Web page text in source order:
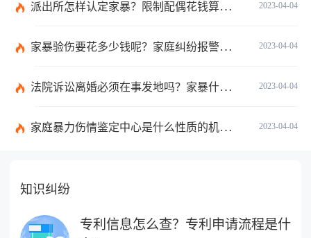
2023-04-04
派出所怎样认定家暴？限制配偶花钱算家暴吗？
2023-04-04
家暴验伤要花多少钱呢？家庭纠纷报警会有记录吗？
2023-04-04
法院诉讼离婚必须在事发地吗？家暴什么程度可以判刑呢？
2023-04-04
家庭暴力伤情鉴定中心是什么性质的机构呢？处理家庭暴力的原则有哪些呢？
知识纠纷
专利信息怎么查？专利申请流程是什